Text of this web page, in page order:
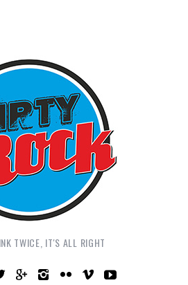
TWICE, IT'S ALL RIGHT